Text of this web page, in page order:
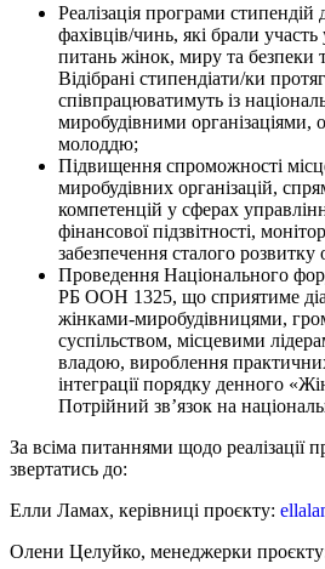
Реалізація програми стипендій
фахівців/чинь, які брали
питань жінок, миру та безпеки
Відібрані стипендіати/ки
співпрацюватимуть із
миробудівними
молоддю;
Підвищення спроможності
миробудівних організацій,
компетенцій у сферах
фінансової підзвітності,
забезпечення сталого розвитку
Проведення Національного
РБ ООН 1325, що сприятиме
жінками-миробудівницями,
суспільством, місцевими
владою, вироблення
інтеграції порядку денного
Потрійний зв’язок на
За всіма питаннями щодо реалізації
звертатись до:
Елли Ламах, керівниці проєкту:
Олени Целуйко, менеджерки